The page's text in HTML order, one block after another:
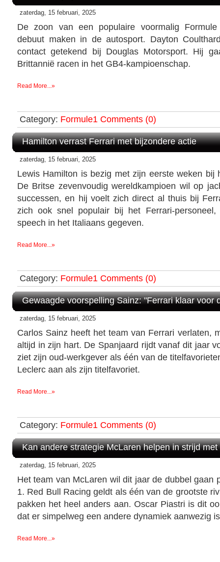
zaterdag, 15 februari, 2025
De zoon van een populaire voormalig
debuut maken in de autosport. Dayton
contact getekend bij Douglas Motorsport. Hij
Brittannië racen in het GB4-kampioenschap.
Read More...»
Category: Formule1 Comments (0)
Hamilton verrast Ferrari met bijzondere actie
zaterdag, 15 februari, 2025
Lewis Hamilton is bezig met zijn eerste weken bij
De Britse zevenvoudig wereldkampioen wil op
successen, en hij voelt zich direct al thuis bij
zich ook snel populair bij het Ferrari-
speech in het Italiaans gegeven.
Read More...»
Category: Formule1 Comments (0)
Gewaagde voorspelling Sainz: "Ferrari klaar voor
zaterdag, 15 februari, 2025
Carlos Sainz heeft het team van Ferrari verlaten,
altijd in zijn hart. De Spanjaard rijdt vanaf dit jaar
ziet zijn oud-werkgever als één van de
Leclerc aan als zijn titelfavoriet.
Read More...»
Category: Formule1 Comments (0)
Kan andere strategie McLaren helpen in strijd
zaterdag, 15 februari, 2025
Het team van McLaren wil dit jaar de dubbel gaan
1. Red Bull Racing geldt als één van de grootste
pakken het heel anders aan. Oscar Piastri is dit
dat er simpelweg een andere dynamiek aanwezig
Read More...»